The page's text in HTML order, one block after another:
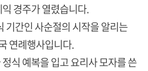
경주가 열렸습니다.
기간인 사순절의 시작을 알리는
연례행사입니다.
식 예복을 입고 요리사 모자를 쓴